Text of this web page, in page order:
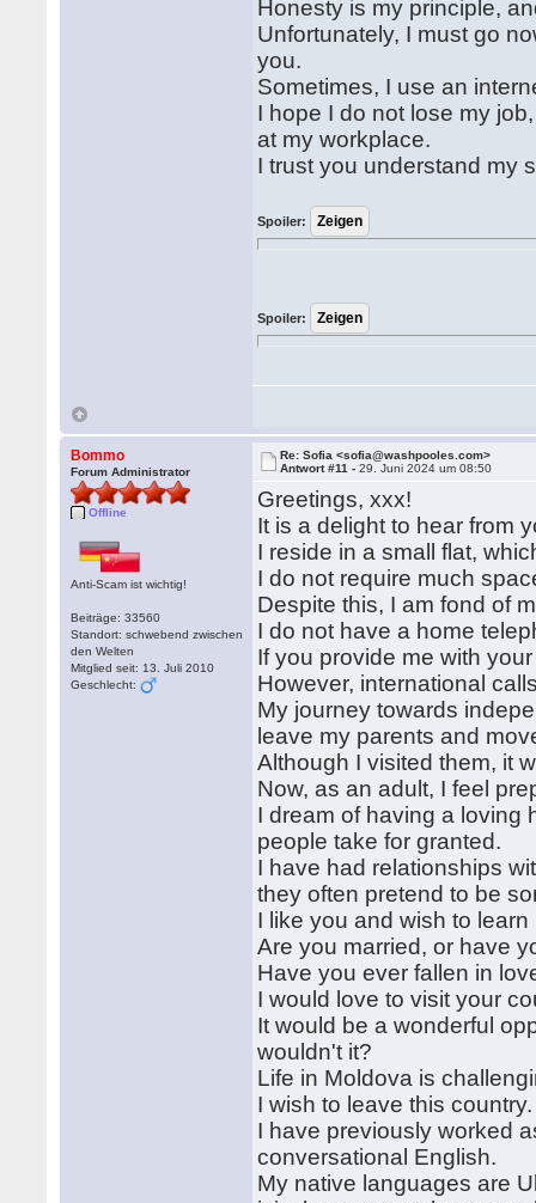
Honesty is my principle,
Unfortunately, I must go
you.
Sometimes, I use an
I hope I do not lose my
at my workplace.
I trust you understand my
Spoiler:
Spoiler:
Bommo
Forum Administrator
Offline
Anti-Scam ist wichtig!
Beiträge: 33560
Standort: schwebend zwischen
den Welten
Mitglied seit: 13. Juli 2010
Geschlecht:
Re: Sofia <sofia@washpooles.com>
Antwort #11 -29. Juni 2024 um 08:50
Greetings, xxx!
It is a delight to hear from
I reside in a small flat,
I do not require much
Despite this, I am fond of
I do not have a home
If you provide me with
However, international
My journey towards
leave my parents and
Although I visited them, it
Now, as an adult, I feel
I dream of having a loving
people take for granted.
I have had relationships
they often pretend to be
I like you and wish to
Are you married, or have
Have you ever fallen in
I would love to visit your
It would be a wonderful
wouldn't it?
Life in Moldova is
I wish to leave this
I have previously worked
conversational English.
My native languages are